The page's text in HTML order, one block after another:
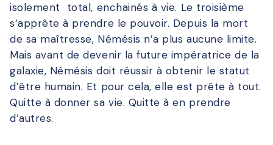
isolement total, enchainés à vie. Le troisième
s’apprête à prendre le pouvoir. Depuis la mort
de sa maîtresse, Némésis n’a plus aucune limite.
Mais avant de devenir la future impératrice de la
galaxie, Némésis doit réussir à obtenir le statut
d’être humain. Et pour cela, elle est prête à tout.
Quitte à donner sa vie. Quitte à en prendre
d’autres.